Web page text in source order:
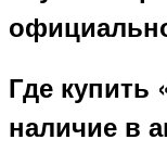
Где купить
наличие в